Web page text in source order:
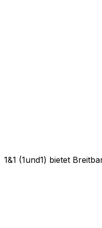
1&1 (1und1) bietet